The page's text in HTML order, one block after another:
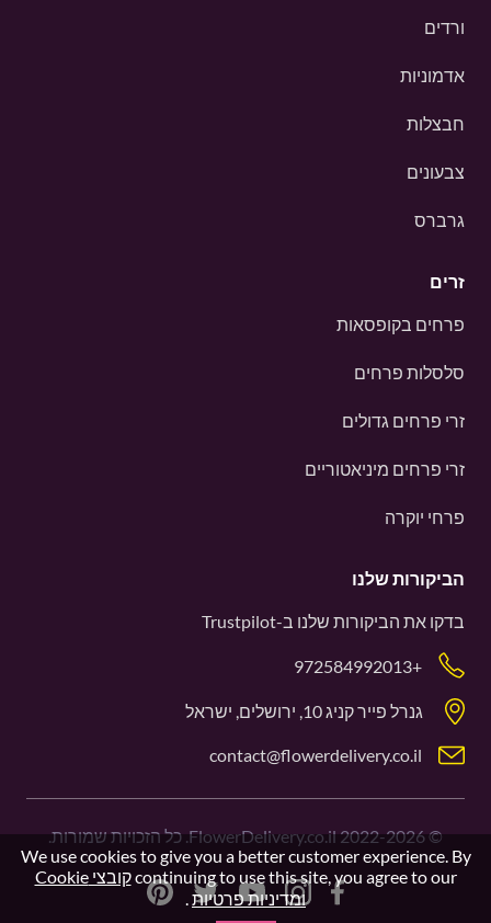
ורדים
אדמוניות
חבצלות
צבעונים
גרברס
זרים
פרחים בקופסאות
סלסלות פרחים
זרי פרחים גדולים
זרי פרחים מיניאטוריים
פרחי יוקרה
הביקורות שלנו
בדקו את הביקורות שלנו ב-Trustpilot
+972584992013
גנרל פייר קניג 10, ירושלים, ישראל
contact@flowerdelivery.co.il
©
2022-2026
We use cookies to give you a better customer experience. By
continuing to use this site, you agree to our
קובצי Cookie
ומדיניות פרטיות.